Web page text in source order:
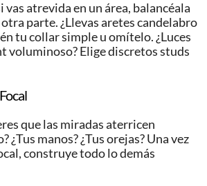
vas atrevida en un área, balancéala
parte. ¿Llevas aretes candelabro
tu collar simple u omítelo. ¿Luces
voluminoso? Elige discretos studs
que las miradas aterricen
¿Tus manos? ¿Tus orejas? Una vez
construye todo lo demás